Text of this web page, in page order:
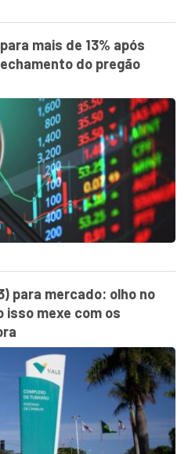
mais de 13% após
do pregão
para mercado: olho no
isso mexe com os